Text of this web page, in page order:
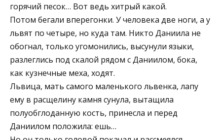
горячий песок… Вот ведь хитрый какой.
Потом бегали вперегонки. У человека две ноги, а у
львят по четыре, но куда там. Никто Даниила не
обогнал, только угомонились, высунули языки,
разлеглись под скалой рядом с Даниилом, бока,
как кузнечные меха, ходят.
Львица, мать самого маленького львенка, лапу
ему в расщелину камня сунула, вытащила
полуобглоданную кость, принесла и перед
Даниилом положила: ешь…